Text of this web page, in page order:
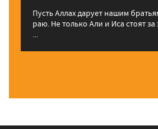
Пусть Аллах дарует нашим
раю. Не только Али и Иса стоят
...